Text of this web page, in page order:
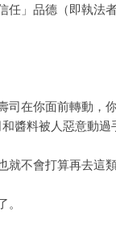
」品德（即執法
在你面前轉動，
醬料被人惡意動過
不會打算再去這類